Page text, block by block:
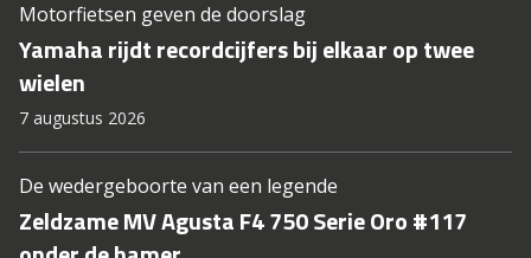
Motorfietsen geven de doorslag
Yamaha rijdt recordcijfers bij elkaar op twee
wielen
7 augustus 2026
De wedergeboorte van een legende
Zeldzame MV Agusta F4 750 Serie Oro #117